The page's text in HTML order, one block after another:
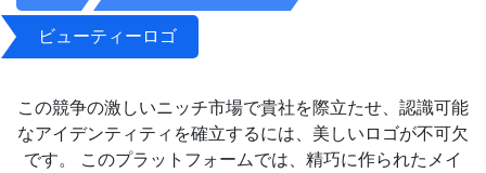
ビューティーロゴ
この競争の激しいニッチ市場で貴社を際立たせ、認識可能
なアイデンティティを確立するには、美しいロゴが不可欠
です。 このプラットフォームでは、精巧に作られたメイ